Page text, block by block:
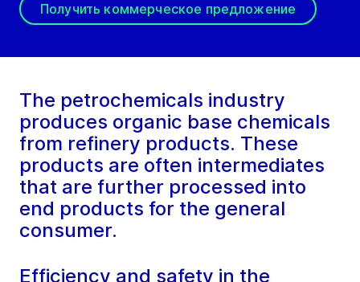
Получить коммерческое предложение
The petrochemicals industry
produces organic base chemicals
from refinery products. These
products are often intermediates
that are further processed into
end products for the general
consumer.
Efficiency and safety in the